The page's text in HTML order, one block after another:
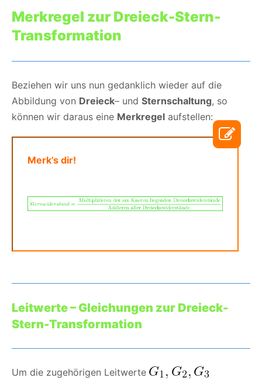
Merkregel zur Dreieck-Stern-
Transformation
Beziehen wir uns nun gedanklich wieder auf die
Abbildung von Dreieck– und Sternschaltung, so
können wir daraus eine Merkregel aufstellen:
Merk’s dir!
Leitwerte – Gleichungen zur Dreieck-
Stern-Transformation
Um die zugehörigen Leitwerte